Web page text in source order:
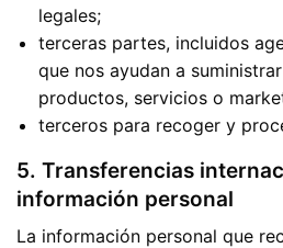
legales;
terceras partes, incluidos
que nos ayudan a
productos, servicios o
terceros para recoger y
5. Transferencias
información personal
La información personal que